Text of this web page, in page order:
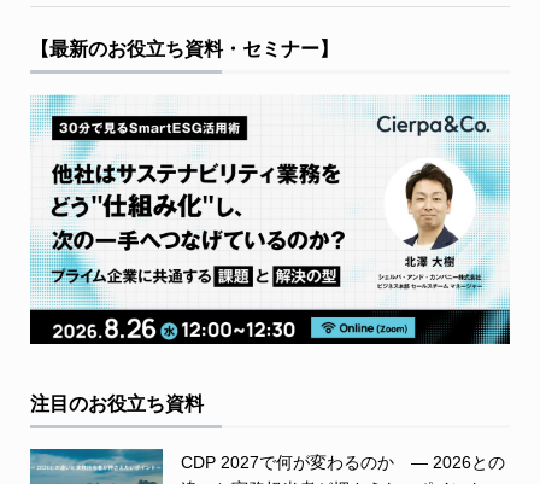
【最新のお役立ち資料・セミナー】
注目のお役立ち資料
CDP 2027で何が変わるのか ― 2026との